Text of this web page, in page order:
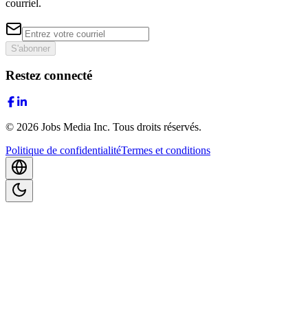
courriel.
S'abonner
Restez connecté
© 2026 Jobs Media Inc. Tous droits réservés.
Politique de confidentialitéTermes et conditions